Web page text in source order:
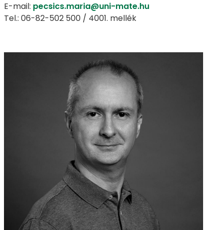
E-mail: pecsics.maria@uni-mate.hu
Tel.: 06-82-502 500 / 4001. mellék